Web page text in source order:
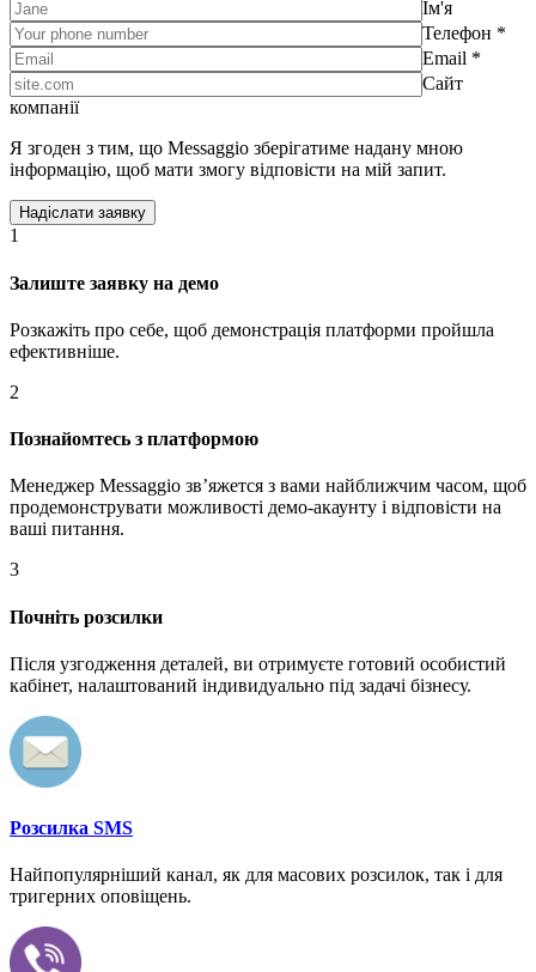
Ім'я
Телефон *
Email *
Сайт
компанії
Я згоден з тим, що Messaggio зберігатиме надану мною
інформацію, щоб мати змогу відповісти на мій запит.
1
Залиште заявку на демо
Розкажіть про себе, щоб демонстрація платформи пройшла
ефективніше.
2
Познайомтесь з платформою
Менеджер Messaggio звʼяжется з вами найближчим часом, щоб
продемонструвати можливості демо-акаунту і відповісти на
ваші питання.
3
Почніть розсилки
Після узгодження деталей, ви отримуєте готовий особистий
кабінет, налаштований індивидуально під задачі бізнесу.
Розсилка SMS
Найпопулярніший канал, як для масових розсилок, так і для
тригерних оповіщень.